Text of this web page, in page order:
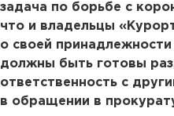
задача по борьбе с
что и владельцы
о своей
должны быть готовы
ответственность с
в обращении в